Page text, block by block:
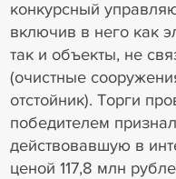
конкурсный
включив в него как
так и объекты, не
(очистные
отстойник). Торги
победителем
действовавшую в
ценой 117,8 млн